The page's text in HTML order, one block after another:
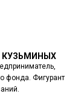
КУЗЬМИНЫХ
фонда. Фигурант